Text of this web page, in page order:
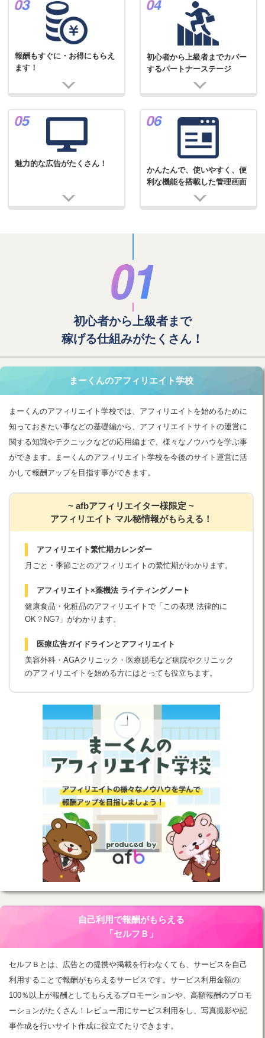
報酬もすぐに・お得にもらえ
ます！
初心者から上級者までカバー
するパートナーステージ
魅力的な広告がたくさん！
かんたんで、使いやすく、便
利な機能を搭載した管理画面
初心者から上級者まで
稼げる仕組みがたくさん！
まーくんのアフィリエイト学校
まーくんのアフィリエイト学校では、アフィリエイトを始めるために
知っておきたい事などの基礎編から、アフィリエイトサイトの運営に
関する知識やテクニックなどの応用編まで、様々なノウハウを学ぶ事
ができます。まーくんのアフィリエイト学校を今後のサイト運営に活
かして報酬アップを目指す事ができます。
~ afbアフィリエイター様限定 ~
アフィリエイト マル秘情報がもらえる！
アフィリエイト繁忙期カレンダー
月ごと・季節ごとのアフィリエイトの繁忙期がわかります。
アフィリエイト×薬機法 ライティングノート
健康食品・化粧品のアフィリエイトで「この表現 法律的に
OK？NG?」がわかります。
医療広告ガイドラインとアフィリエイト
美容外科・AGAクリニック・医療脱毛など病院やクリニック
のアフィリエイトを始める方にはとっても役立ちます。
自己利用で報酬がもらえる
「セルフＢ」
セルフＢとは、広告との提携や掲載を行わなくても、サービスを自己
利用することで報酬がもらえるサービスです。サービス利用金額の
100％以上が報酬としてもらえるプロモーションや、高額報酬のプロモ
ーションがたくさん！レビュー用にサービス利用をし、写真撮影や記
事作成を行いサイト作成に役立てたりできます。